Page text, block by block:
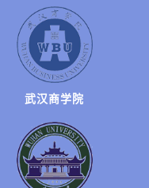
武汉商学院
湖南科技职业技术学院